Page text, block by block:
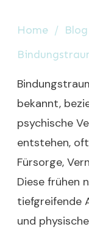
Home / Blog
bekannt,
psychische
entstehen,
Fürsorge,
Diese frühen
tiefgreifende
und